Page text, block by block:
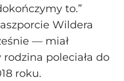
to.”
Wildera
— miał
poleciała do
roku.